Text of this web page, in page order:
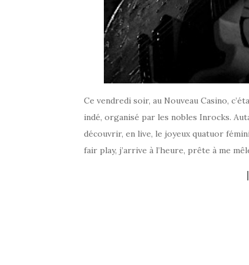
Ce vendredi soir, au Nouveau Casino,
indé, organisé par les nobles Inrocks.
découvrir, en live, le joyeux quatuor
fair play, j’arrive à l’heure, prête à me